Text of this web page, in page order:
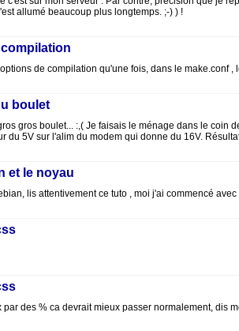
allumé beaucoup plus longtemps. ;-) ) !
compilation
de compilation qu'une fois, dans le
boulet
gros boulet... :,( Je faisais le ménage dans le
du 5V sur l'alim du modem qui donne du 16V.
et le noyau
lis attentivement ce tuto , moi j'ai commencé
des % ca devrait mieux passer normalement, dis